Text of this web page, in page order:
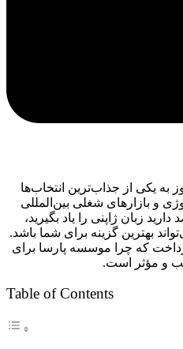
به یکی از جذاب‌ترین انتخاب‌ها
و بازارهای شغلی بین‌المللی
زبان ژاپنی را یاد بگیرید،
بهترین گزینه برای شما باشد.
که چرا موسسه پارسا برای
و مؤثر است.
Table of Contents